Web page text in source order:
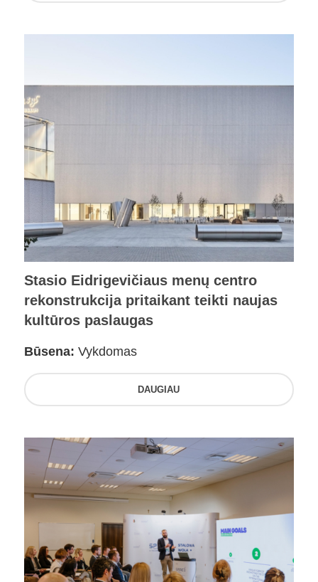
Stasio Eidrigevičiaus menų centro
rekonstrukcija pritaikant teikti naujas
kultūros paslaugas
Būsena: Vykdomas
DAUGIAU